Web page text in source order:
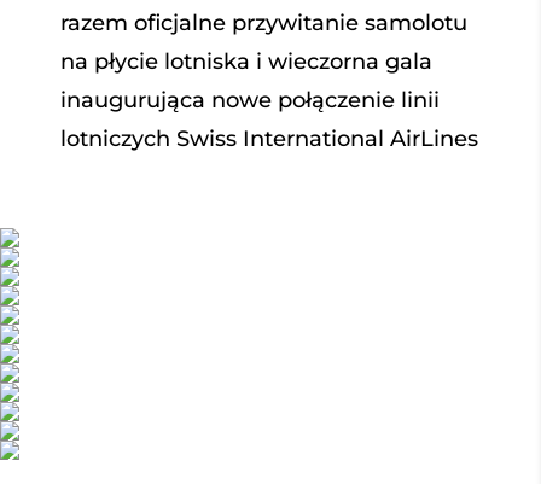
razem oficjalne przywitanie samolotu
na płycie lotniska i wieczorna gala
inaugurująca nowe połączenie linii
lotniczych Swiss International AirLines